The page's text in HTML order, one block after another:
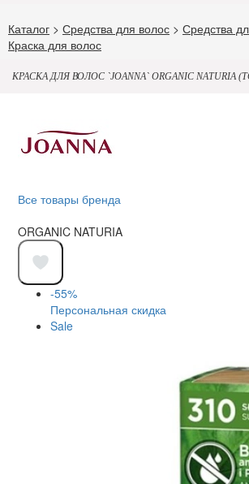
Каталог > Средства для волос > Средства
Краска для волос
КРАСКА ДЛЯ ВОЛОС `JOANNA` ORGANIC
Все товары бренда
ORGANIC NATURIA
-55%
Персональная скидка
Sale